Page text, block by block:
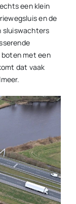
een klein
en de
sluiswachters
boten met een
dat vaak